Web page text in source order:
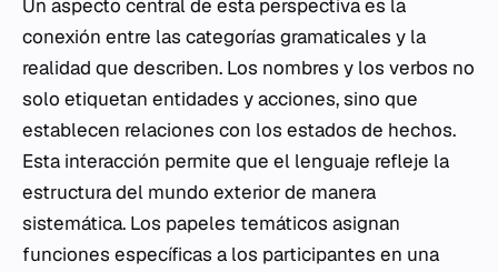
Un aspecto central de esta perspectiva es la
conexión entre las categorías gramaticales y la
realidad que describen. Los nombres y los verbos no
solo etiquetan entidades y acciones, sino que
establecen relaciones con los estados de hechos.
Esta interacción permite que el lenguaje refleje la
estructura del mundo exterior de manera
sistemática. Los papeles temáticos asignan
funciones específicas a los participantes en una